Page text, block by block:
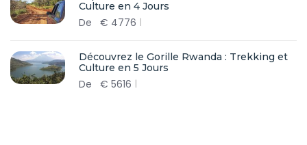
Culture en 4 Jours
De € 4776
Découvrez le Gorille Rwanda : Trekking et
Culture en 5 Jours
De € 5616